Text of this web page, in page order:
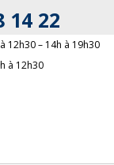
14 22
12h30 – 14h à 19h30
à 12h30